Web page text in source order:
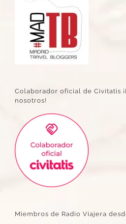
Colaborador oficial de Civitatis
nosotros!
Miembros de Radio Viajera